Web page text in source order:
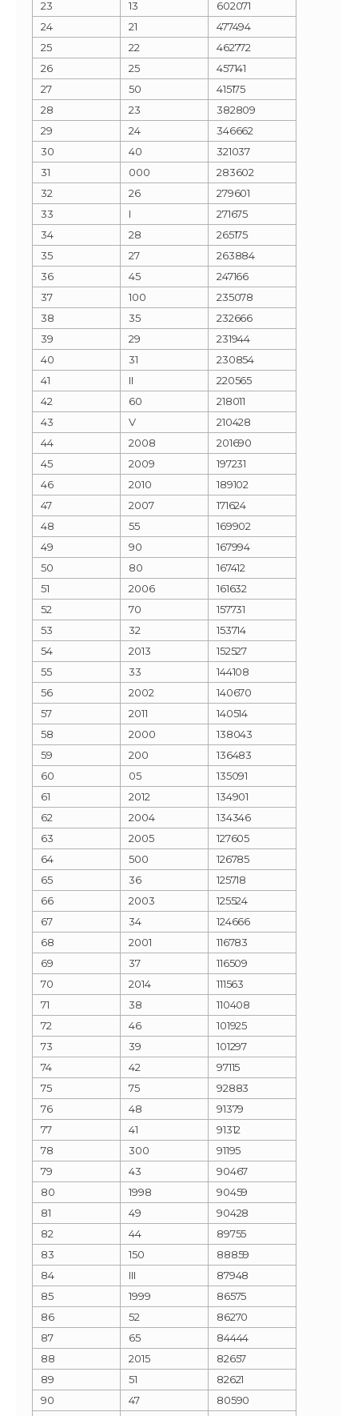
23
13
602071
24
21
477494
25
22
462772
26
25
457141
27
50
415175
28
23
382809
29
24
346662
30
40
321037
31
000
283602
32
26
279601
33
I
271675
34
28
265175
35
27
263884
36
45
247166
37
100
235078
38
35
232666
39
29
231944
40
31
230854
41
II
220565
42
60
218011
43
V
210428
44
2008
201690
45
2009
197231
46
2010
189102
47
2007
171624
48
55
169902
49
90
167994
50
80
167412
51
2006
161632
52
70
157731
53
32
153714
54
2013
152527
55
33
144108
56
2002
140670
57
2011
140514
58
2000
138043
59
200
136483
60
05
135091
61
2012
134901
62
2004
134346
63
2005
127605
64
500
126785
65
36
125718
66
2003
125524
67
34
124666
68
2001
116783
69
37
116509
70
2014
111563
71
38
110408
72
46
101925
73
39
101297
74
42
97115
75
75
92883
76
48
91379
77
41
91312
78
300
91195
79
43
90467
80
1998
90459
81
49
90428
82
44
89755
83
150
88859
84
III
87948
85
1999
86575
86
52
86270
87
65
84444
88
2015
82657
89
51
82621
90
47
80590